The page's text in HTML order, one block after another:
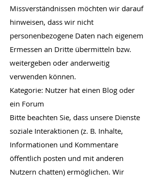
Missverständnissen möchten wir darauf
hinweisen, dass wir nicht
personenbezogene Daten nach eigenem
Ermessen an Dritte übermitteln bzw.
weitergeben oder anderweitig
verwenden können.
Kategorie: Nutzer hat einen Blog oder
ein Forum
Bitte beachten Sie, dass unsere Dienste
soziale Interaktionen (z. B. Inhalte,
Informationen und Kommentare
öffentlich posten und mit anderen
Nutzern chatten) ermöglichen. Wir